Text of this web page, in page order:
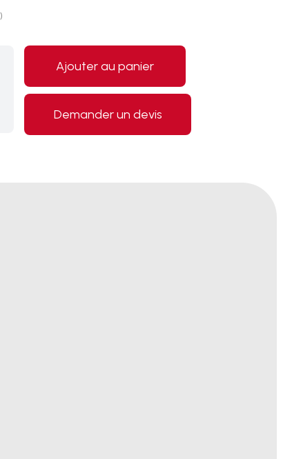
)
Ajouter au panier
Demander un devis